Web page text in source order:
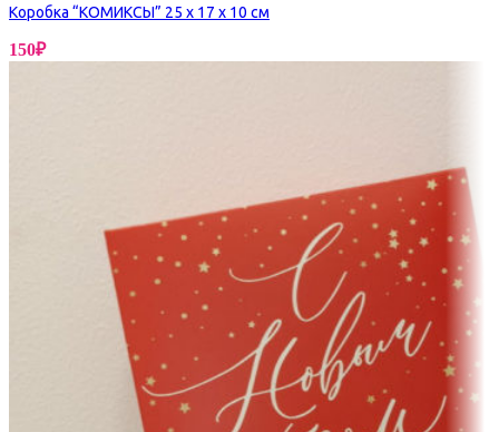
Коробка “КОМИКСЫ” 25 х 17 х 10 см
150₽